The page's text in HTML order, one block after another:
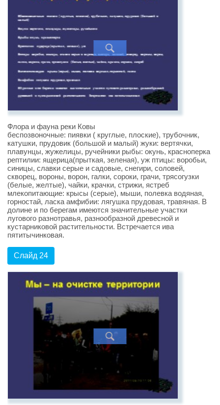
Флора и фауна реки Ковы
беспозвоночные: пиявки ( круглые, плоские), трубочник,
катушки, прудовик (большой и малый) жуки: вертячки,
плавунцы, жужелицы, ручейники рыбы: окунь, красноперка
рептилии: ящерица(прыткая, зеленая), уж птицы: воробьи,
синицы, славки серые и садовые, снегири, соловей,
скворец, вороны, ворон, галки, сороки, грачи, трясогузки
(белые, желтые), чайки, крачки, стрижи, ястреб
млекопитающие: крысы (серые), мыши, полевка водяная,
горностай, ласка амфибии: лягушка прудовая, травяная. В
долине и по берегам имеются значительные участки
лугового разнотравья, разнообразной древесной и
кустарниковой растительности. Встречается ива
пятитычинковая.
Слайд 24